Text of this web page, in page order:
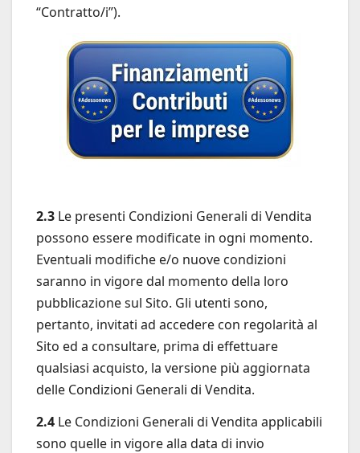
“Contratto/i”).
2.3 Le presenti Condizioni Generali di Vendita
possono essere modificate in ogni momento.
Eventuali modifiche e/o nuove condizioni
saranno in vigore dal momento della loro
pubblicazione sul Sito. Gli utenti sono,
pertanto, invitati ad accedere con regolarità al
Sito ed a consultare, prima di effettuare
qualsiasi acquisto, la versione più aggiornata
delle Condizioni Generali di Vendita.
2.4 Le Condizioni Generali di Vendita applicabili
sono quelle in vigore alla data di invio